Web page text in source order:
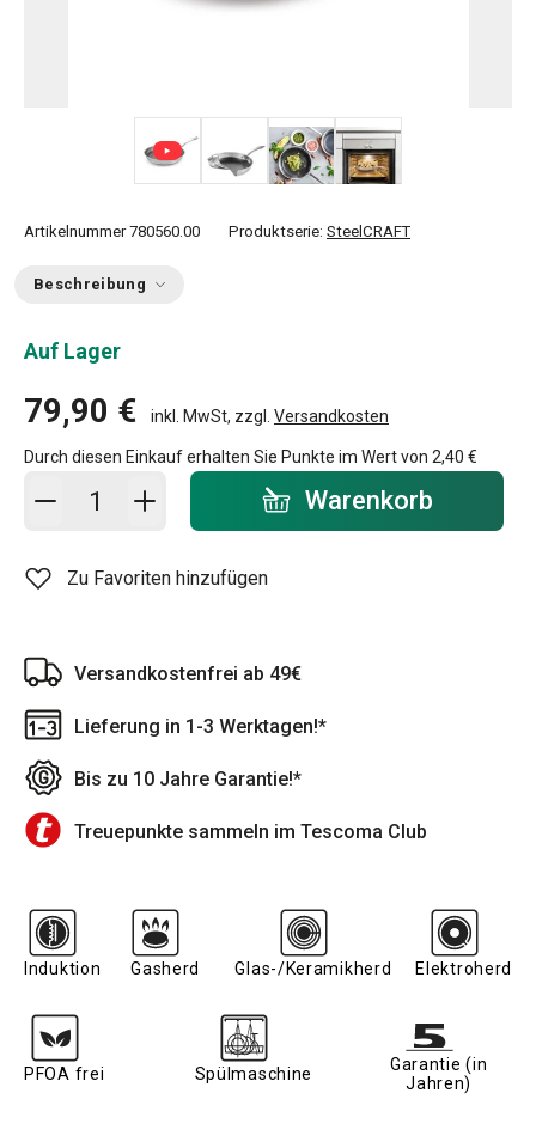
Artikelnummer 780560.00 Produktserie: SteelCRAFT
Beschreibung
Auf Lager
79,90 € inkl. MwSt, zzgl. Versandkosten
Durch diesen Einkauf erhalten Sie Punkte im Wert von 2,40 €
In den Warenkorb - Menge Warenkorb
Zu Favoriten hinzufügen
Versandkostenfrei ab 49€
Lieferung in 1-3 Werktagen!*
Bis zu 10 Jahre Garantie!*
Treuepunkte sammeln im Tescoma Club
Induktion Gasherd Glas-/Keramikherd Elektroherd
PFOA frei Spülmaschine
Garantie (in
Jahren)